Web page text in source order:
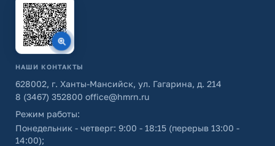
НАШИ КОНТАКТЫ
628002, г. Ханты-Мансийск, ул. Гагарина, д. 214
8 (3467) 352800 office@hmrn.ru
Режим работы:
Понедельник - четверг: 9:00 - 18:15 (перерыв 13:00 -
14:00);